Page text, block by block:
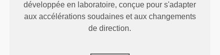
développée en laboratoire, conçue pour s'adapter
aux accélérations soudaines et aux changements
de direction.